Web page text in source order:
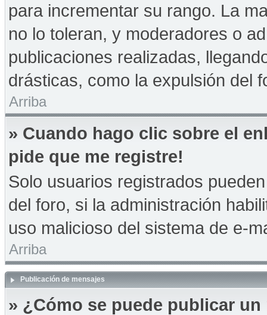
para incrementar su rango. La
no lo toleran, y moderadores o
publicaciones realizadas,
drásticas, como la expulsión del
Arriba
» Cuando hago clic sobre el
pide que me registre!
Solo usuarios registrados
del foro, si la administración
uso malicioso del sistema de e-
Arriba
Publicación de mensajes
» ¿Cómo se puede publicar